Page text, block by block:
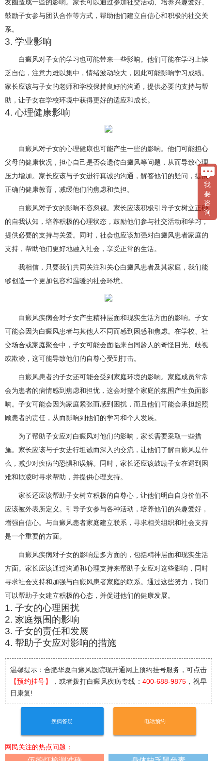
友圈造成一些的影响。家长可以通过参加社交活动、培养兴趣爱好、
鼓励子女参与团队合作等方式，帮助他们建立自信心和积极的社交关
系。
3. 学业影响
白癜风对子女的学习也可能带来一些影响。他们可能在学习上缺
乏自信，注意力难以集中，情绪波动较大，因此可能影响学习成绩。
家长应该与子女的老师和学校保持良好的沟通，提供必要的支持与帮
助，让子女在学校环境中获得更好的适应和成长。
4. 心理健康影响
白癜风对子女的心理健康也可能产生一些的影响。他们可能担心
父母的健康状况，担心自己是否会遗传白癜风等问题，从而导致心理
压力增加。家长应该与子女进行真诚的沟通，解答他们的疑问，提供
正确的健康教育，减缓他们的焦虑和负担。
白癜风对子女的影响不容忽视。家长应该积极引导子女树立正确
的自我认知，培养积极的心理状态，鼓励他们参与社交活动和学习，
提供必要的支持与关爱。同时，社会也应该加强对白癜风患者家庭的
支持，帮助他们更好地融入社会，享受正常的生活。
我相信，只要我们共同关注和关心白癜风患者及其家庭，我们能
够创造一个更加包容和温暖的社会环境。
白癜风疾病会对子女产生精神层面和现实生活方面的影响。子女
可能会因为白癜风患者与其他人不同而感到困惑和焦虑。在学校、社
交场合或家庭聚会中，子女可能会面临来自同龄人的奇怪目光、歧视
或欺凌，这可能导致他们的自尊心受到打击。
白癜风患者的子女还可能会受到家庭环境的影响。家庭成员常常
会为患者的病情感到焦虑和担忧，这会对整个家庭的氛围产生负面影
响。子女可能会因为家庭紧张而感到困扰，而且他们可能会承担起照
顾患者的责任，从而影响到他们的学习和个人发展。
为了帮助子女应对白癜风对他们的影响，家长需要采取一些措
施。家长应该与子女进行坦诚而深入的交流，让他们了解白癜风是什
么，减少对疾病的恐惧和误解。同时，家长还应该鼓励子女在遇到困
难和欺凌时寻求帮助，并提供心理支持。
家长还应该帮助子女树立积极的自尊心，让他们明白自身价值不
应该被外表所定义。引导子女参与各种活动，培养他们的兴趣爱好，
增强自信心。与白癜风患者家庭建立联系，寻求相关组织和社会支持
是一个重要的方面。
白癜风疾病对子女的影响是多方面的，包括精神层面和现实生活
方面。家长应该通过沟通和心理支持来帮助子女应对这些影响，同时
寻求社会支持和加强与白癜风患者家庭的联系。通过这些努力，我们
可以帮助子女建立积极的心态，并促进他们的健康发展。
1. 子女的心理困扰
2. 家庭氛围的影响
3. 子女的责任和发展
4. 帮助子女应对影响的措施
温馨提示：合肥华夏白癜风医院现开通网上预约挂号服务，可点击
【预约挂号】
，或者拨打白癜风疾病专线： 400-688-9875，祝早
日康复!
疾病答疑 电话预约
网民关注的热点问题：
我
要
咨
询